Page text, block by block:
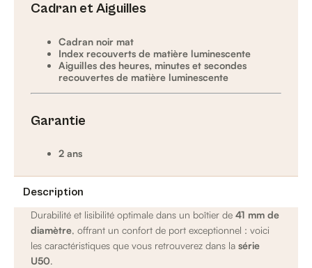
Cadran et Aiguilles
Cadran noir mat
Index recouverts de matière luminescente
Aiguilles des heures, minutes et secondes
recouvertes de matière luminescente
Garantie
2 ans
Description
Durabilité et lisibilité optimale dans un boîtier de 41 mm de
diamètre, offrant un confort de port exceptionnel : voici
les caractéristiques que vous retrouverez dans la série
U50.